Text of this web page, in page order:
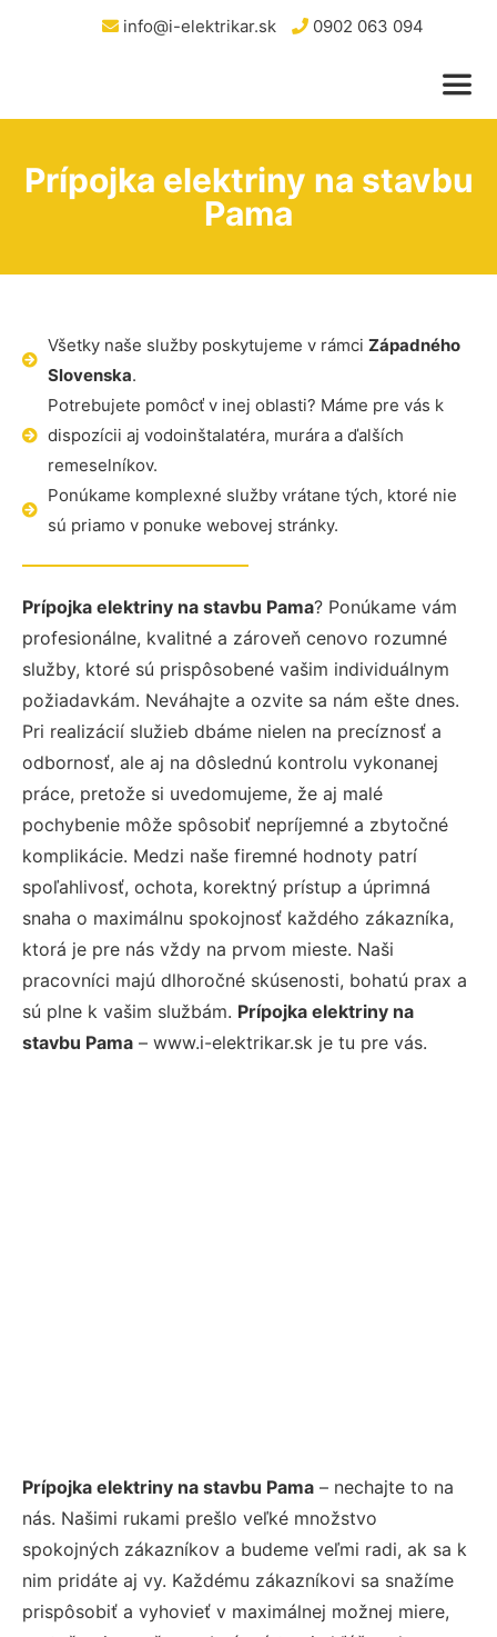
info@i-elektrikar.sk 0902 063 094
Prípojka elektriny na stavbu
Pama
Všetky naše služby poskytujeme v rámci Západného
Slovenska.
Potrebujete pomôcť v inej oblasti? Máme pre vás k
dispozícii aj vodoinštalatéra, murára a ďalších
remeselníkov.
Ponúkame komplexné služby vrátane tých, ktoré nie
sú priamo v ponuke webovej stránky.
Prípojka elektriny na stavbu Pama? Ponúkame vám
profesionálne, kvalitné a zároveň cenovo rozumné
služby, ktoré sú prispôsobené vašim individuálnym
požiadavkám. Neváhajte a ozvite sa nám ešte dnes.
Pri realizácií služieb dbáme nielen na precíznosť a
odbornosť, ale aj na dôslednú kontrolu vykonanej
práce, pretože si uvedomujeme, že aj malé
pochybenie môže spôsobiť nepríjemné a zbytočné
komplikácie. Medzi naše firemné hodnoty patrí
spoľahlivosť, ochota, korektný prístup a úprimná
snaha o maximálnu spokojnosť každého zákazníka,
ktorá je pre nás vždy na prvom mieste. Naši
pracovníci majú dlhoročné skúsenosti, bohatú prax a
sú plne k vašim službám. Prípojka elektriny na
stavbu Pama – www.i-elektrikar.sk je tu pre vás.
Prípojka elektriny na stavbu Pama – nechajte to na
nás. Našimi rukami prešlo veľké množstvo
spokojných zákazníkov a budeme veľmi radi, ak sa k
nim pridáte aj vy. Každému zákazníkovi sa snažíme
prispôsobiť a vyhovieť v maximálnej možnej miere,